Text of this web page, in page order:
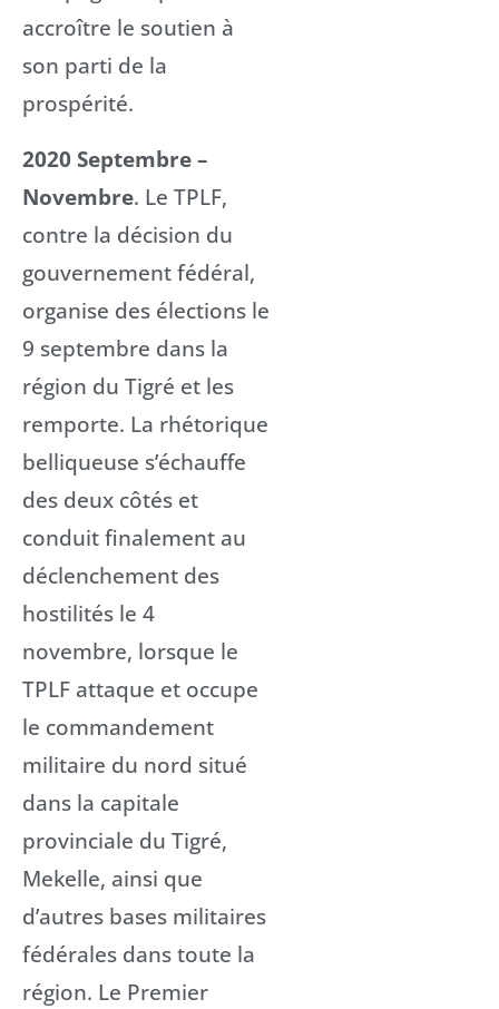
accroître le soutien à
son parti de la
prospérité.
2020 Septembre –
Novembre. Le TPLF,
contre la décision du
gouvernement fédéral,
organise des élections le
9 septembre dans la
région du Tigré et les
remporte. La rhétorique
belliqueuse s’échauffe
des deux côtés et
conduit finalement au
déclenchement des
hostilités le 4
novembre, lorsque le
TPLF attaque et occupe
le commandement
militaire du nord situé
dans la capitale
provinciale du Tigré,
Mekelle, ainsi que
d’autres bases militaires
fédérales dans toute la
région. Le Premier